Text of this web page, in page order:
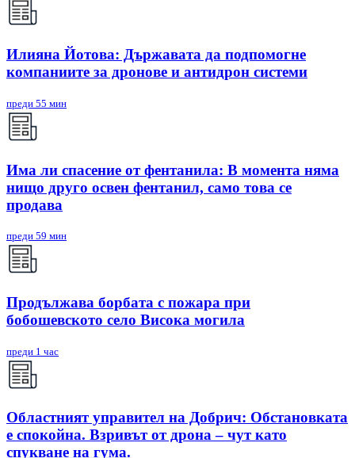
Илияна Йотова: Държавата да подпомогне
компаниите за дронове и антидрон системи
преди 55 мин
Има ли спасение от фентанила: В момента няма
нищо друго освен фентанил, само това се
продава
преди 59 мин
Продължава борбата с пожара при
бобошевското село Висока могила
преди 1 час
Областният управител на Добрич: Обстановката
е спокойна. Взривът от дрона – чут като
спукване на гума.